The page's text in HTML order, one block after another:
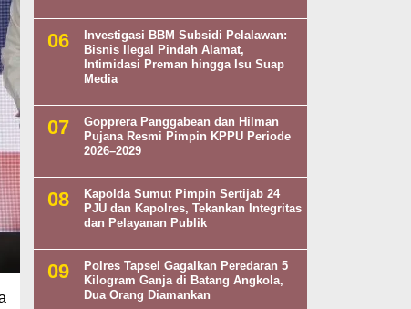
Investigasi BBM Subsidi Pelalawan:
Bisnis Ilegal Pindah Alamat,
Intimidasi Preman hingga Isu Suap
Media
Gopprera Panggabean dan Hilman
Pujana Resmi Pimpin KPPU Periode
2026–2029
Kapolda Sumut Pimpin Sertijab 24
PJU dan Kapolres, Tekankan Integritas
dan Pelayanan Publik
Polres Tapsel Gagalkan Peredaran 5
Kilogram Ganja di Batang Angkola,
Dua Orang Diamankan